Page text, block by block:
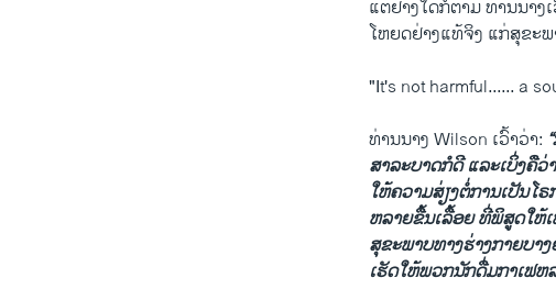
ແຕ່​ຢາງ​ໃດ​ກໍ​ຕາມ ທ່ານ​ນ
ໂຫຍ​ດຢ່າງ​ແທ້​ຈິງ ​ແກ່​ສຸຂະ
"It's not harmful...... a
ທ່ານນາງ Wilson ເວົ້າວ່າ:
ສາລະ​ບາດກໍ​ດີ ​ແລະເບິ່ງ​ຄື
ໃຫ້ຄວາມ​ສ່ຽງຕໍ່ການ​ເປັນ​ໂ
ຫລາຍ​ຂື້ນ​ເລື້ອຍ ທີ່ພິສູດໃຫ້​
ສຸຂະພາບ​ທາງຮ່າງກາຍບາ
ເຮັດ​ໃຫ້ພວກ​ນັກ​ດື່ມ​ກາ​ເຟຫ